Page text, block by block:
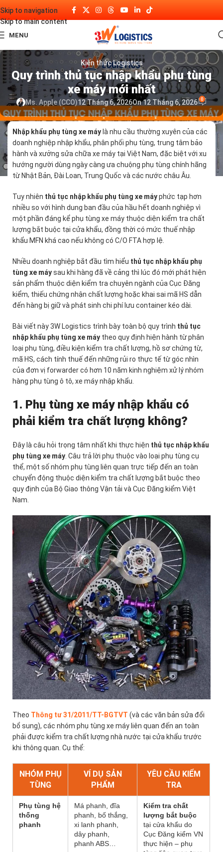
Skip to navigation
Skip to main content
MENU
Kiến thức Logistics
Quy trình thủ tục nhập khẩu phụ tùng
xe máy mới nhất
Ms. Apple (CCO)12 Tháng 6, 2026On 12 Tháng 6, 2026 0
Nhập khẩu phụ tùng xe máylà nhu cầu thường xuyên của các
doanh nghiệp nhập khẩu, phân phối phụ tùng, trung tâm bảo
hành và xưởng sửa chữa xe máy tại Việt Nam, đặc biệt với xu
hướng người dùng ngày càng ưa chuộng phụ tùng chính hãng
từ Nhật Bản, Đài Loan, Trung Quốc và các nước châu Âu.
Tuy nhiên thủ tục nhập khẩu phụ tùng xe máyphức tạp hơn
nhiều so với hình dung ban đầu của hầu hết doanh nghiệp vì
một phần đáng kể phụ tùng xe máy thuộc diện kiểm tra chất
lượng bắt buộc tại cửa khẩu, đồng thời có mức thuế nhập
khẩu MFN khá cao nếu không có C/O FTA hợp lệ.
Nhiều doanh nghiệp bắt đầu tìm hiểu thủ tục nhập khẩu phụ
tùng xe máysau khi hàng đã về cảng thì lúc đó mới phát hiện
sản phẩm thuộc diện kiểm tra chuyên ngành của Cục Đăng
kiểm, thiếu chứng nhận chất lượng hoặc khai sai mã HS dẫn
đến hàng bị giữ và phát sinh chi phí lưu container kéo dài.
Bài viết này 3W Logistics trình bày toàn bộ quy trình thủ tục
nhập khẩu phụ tùng xe máy theo quy định hiện hành từ phân
loại phụ tùng, điều kiện kiểm tra chất lượng, hồ sơ chứng từ,
mã HS, cách tính thuế đến những rủi ro thực tế từ góc nhìn
của đơn vị forwarder có hơn 10 năm kinh nghiệm xử lý nhóm
hàng phụ tùng ô tô, xe máy nhập khẩu.
1. Phụ tùng xe máy nhập khẩu có
phải kiểm tra chất lượng không?
Đây là câu hỏi trọng tâm nhất khi thực hiện thủ tục nhập khẩu
phụ tùng xe máy . Câu trả lời phụ thuộc vào loại phụ tùng cụ
thể, một số nhóm phụ tùng liên quan trực tiếp đến an toàn
chuyển động thuộc diện kiểm tra chất lượng bắt buộc theo
quy định của Bộ Giao thông Vận tải và Cục Đăng kiểm Việt
Nam.
Theo Thông tư 31/2011/TT-BGTVT (và các văn bản sửa đổi
bổ sung), các nhóm phụ tùng xe máy liên quan đến an toàn
phải được kiểm tra chất lượng nhà nước tại cửa khẩu trước
khi thông quan. Cụ thể:
NHÓM PHỤ
TÙNG
VÍ DỤ SẢN
PHẨM
YÊU CẦU KIỂM
TRA
Phụ tùng hệ
thống
phanh
Má phanh, đĩa
phanh, bố thắng,
xi lanh phanh,
dây phanh,
phanh ABS…
Kiểm tra chất
lượng bắt buộc
tại cửa khẩu do
Cục Đăng kiểm VN
thực hiện – phụ